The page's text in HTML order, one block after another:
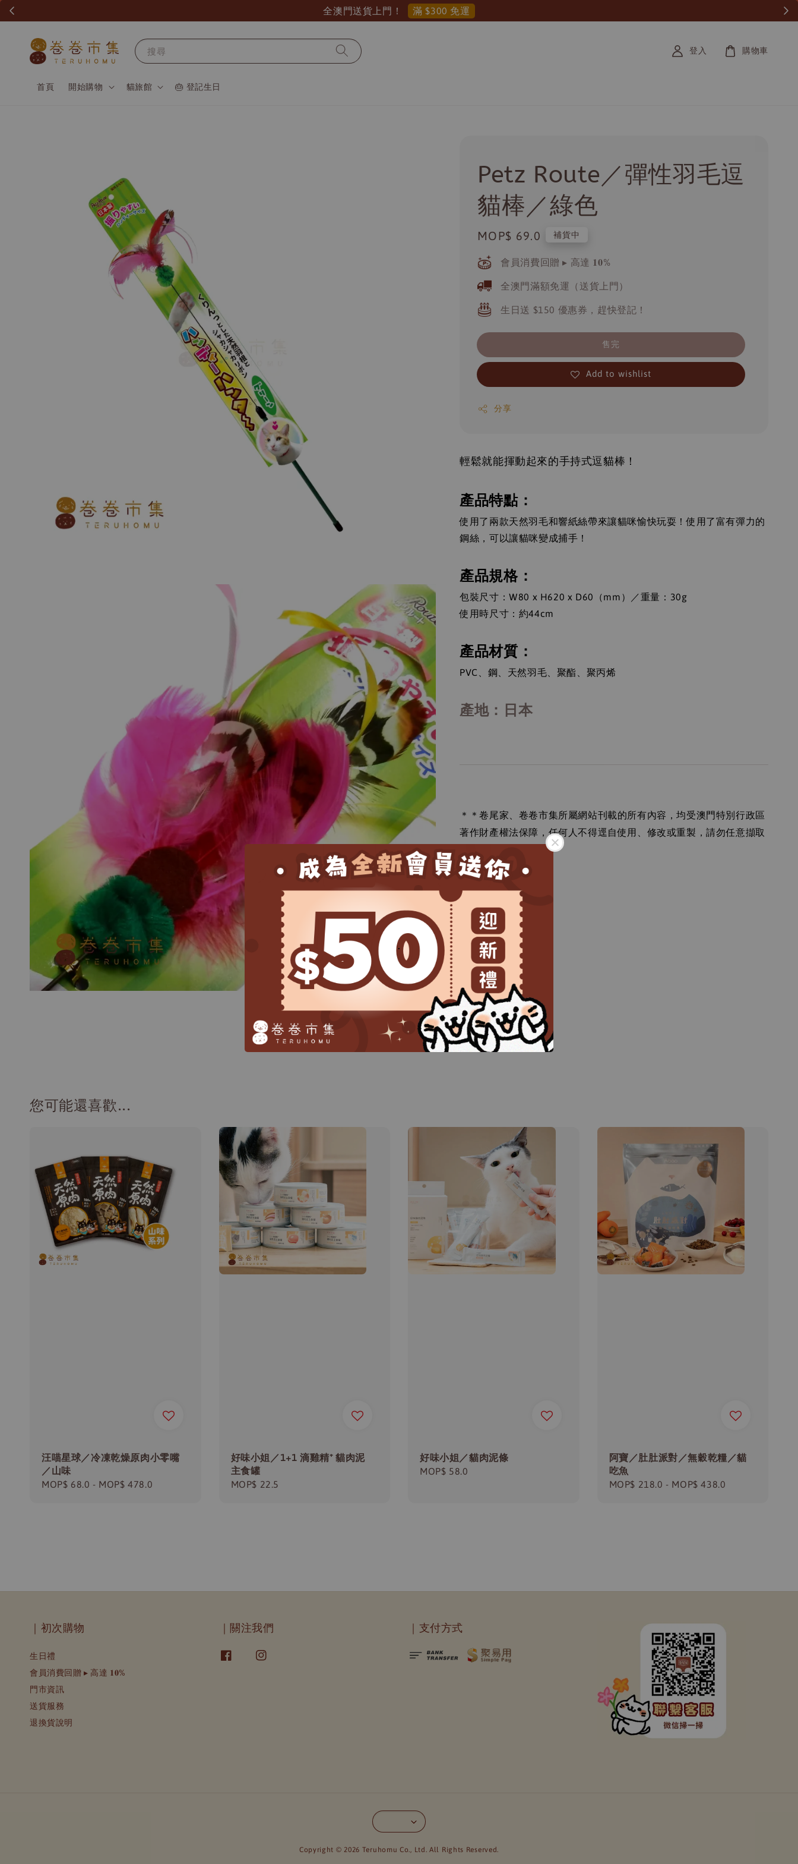
全澳門送貨上門！ 滿 $300 免運
.
搜尋
首頁 開始購物 貓旅館 🎂 登記生日
登入 購物車
Petz Route／彈性羽毛逗
貓棒／綠色
Regular
price
MOP$ 69.0 補貨中
會員消費回贈 ▸ 高達 𝟏𝟎%
全澳門滿額免運（送貨上門）
生日送 $150 優惠券，趕快登記！
售完
Add to wishlist
分享
輕鬆就能揮動起來的手持式逗貓棒！
產品特點：
使用了兩款天然羽毛和響紙絲帶來讓貓咪愉快玩耍！使用了富有彈力的
鋼絲，可以讓貓咪變成捕手！
產品規格：
包裝尺寸：W80 x H620 x D60（mm）／重量：30g
使用時尺寸：約44cm
產品材質：
PVC、鋼、天然羽毛、聚酯、聚丙烯
產地：日本
＊＊卷尾家、卷卷市集所屬網站刊載的所有內容，均受澳門特別行政區
著作財產權法保障，任何人不得逕自使用、修改或重製，請勿任意擷取
您可能還喜歡...
汪喵星球／冷凍乾燥原肉小零嘴
／山味
Regular
MOP$ 68.0 - MOP$ 478.0
好味小姐／1+1 滴雞精⁺ 貓肉泥
主食罐
Regular
MOP$ 22.5
好味小姐／貓肉泥條
Regular
MOP$ 58.0
阿寶／肚肚派對／無穀乾糧／貓
吃魚
Regular
MOP$ 218.0 - MOP$ 438.0
｜初次購物
生日禮
會員消費回贈 ▸ 高達 𝟏𝟎%
門市資訊
送貨服務
退換貨說明
｜關注我們 ｜支付方式
Copyright © 2026 Teruhomu Co., Ltd. All Rights Reserved.